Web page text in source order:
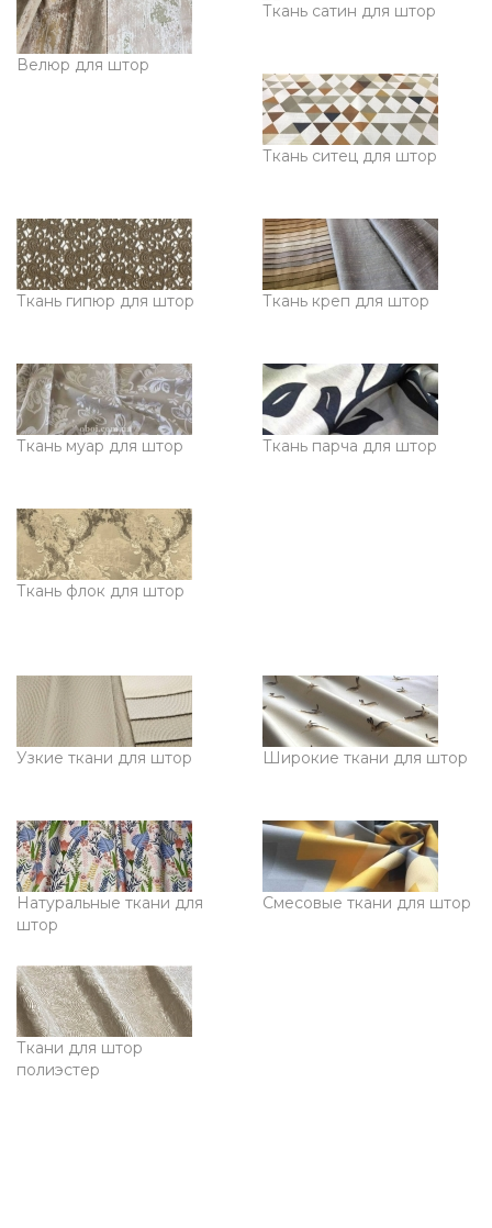
Велюр для штор
Ткань сатин для штор
Ткань ситец для штор
Ткань гипюр для штор Ткань креп для штор
Ткань муар для штор Ткань парча для штор
Ткань флок для штор
Узкие ткани для штор Широкие ткани для штор
Натуральные ткани для
штор
Смесовые ткани для штор
Ткани для штор
полиэстер